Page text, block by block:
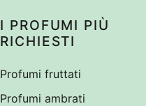
I PROFUMI PIÙ
RICHIESTI
Profumi fruttati
Profumi ambrati